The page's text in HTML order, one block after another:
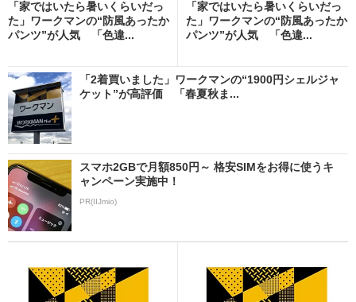
「家ではいたら暑いくらいだっ
た」ワークマンの“防風あったか
パンツ”が人気 「色違...
「家ではいたら暑いくらいだっ
た」ワークマンの“防風あったか
パンツ”が人気 「色違...
「2着買いました」ワークマンの“1900円シェルジャ
ケット”が高評価 「春夏秋ま...
スマホ2GBで月額850円～ 格安SIMをお得に使うキ
ャンペーン実施中！
PR(IIJmio)